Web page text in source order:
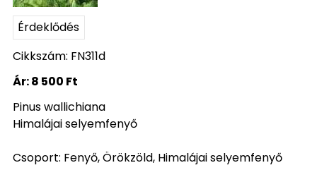
Érdeklődés
Cikkszám: FN311d
Ár:8 500 Ft
Pinus wallichiana
Himalájai selyemfenyő
Csoport: Fenyő, Örökzöld, Himalájai selyemfenyő